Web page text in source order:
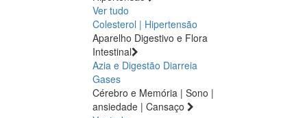
Ver tudo
Colesterol | Hipertensão
Aparelho Digestivo e Flora
Intestinal
Azia e Digestão Diarreia
Gases
Cérebro e Memória | Sono |
ansiedade | Cansaço